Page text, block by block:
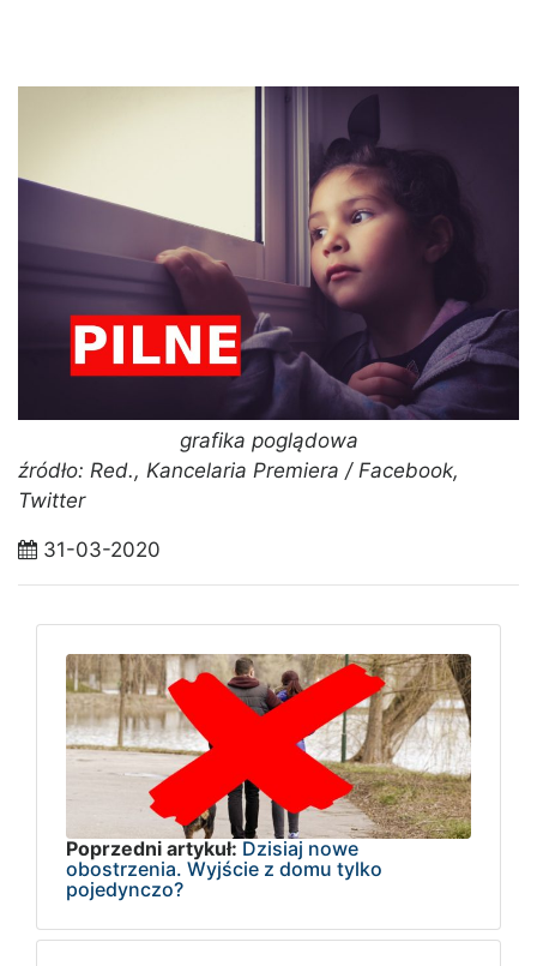
grafika poglądowa
źródło: Red., Kancelaria Premiera / Facebook,
Twitter
31-03-2020
Poprzedni artykuł: Dzisiaj nowe
obostrzenia. Wyjście z domu tylko
pojedynczo?